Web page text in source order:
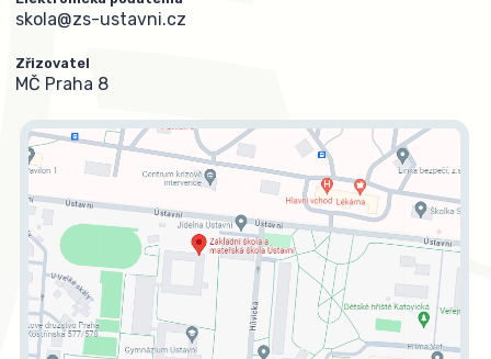
skola@zs-ustavni.cz
Zřizovatel
MČ Praha 8